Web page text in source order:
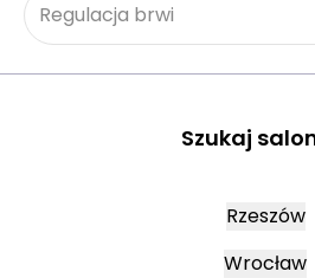
Regulacja brwi
Szukaj
Rzeszów
Wrocław